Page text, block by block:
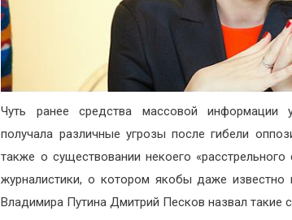
Чуть ранее средства массовой
получала различные угрозы после гибели
также о существовании некоего «расстрельного
журналистики, о котором якобы даже известно
Владимира Путина Дмитрий Песков назвал такие